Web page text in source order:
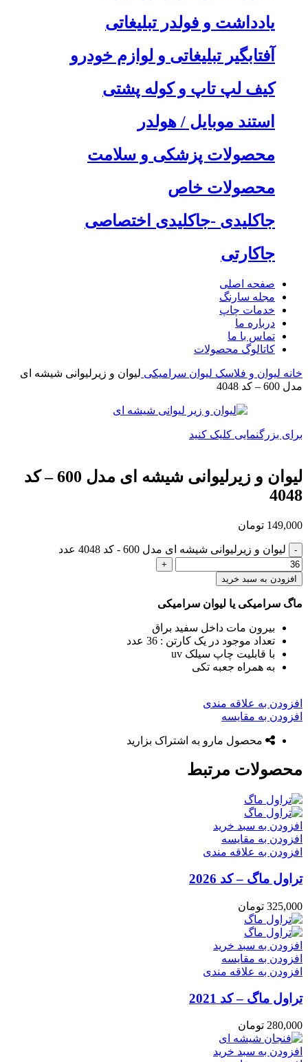
یادداشت و فولدر تبلیغاتی
آفتابگیر تبلیغاتی و لوازم خودرو
کیف لپ تاپ و کوله پشتی
استند موبایل / هولدر
محصولات پزشکی و سلامت
محصولات خاص
جاکلیدی -جاکلیدی اختصاصی
جاکارتی
صفحه اصلی
مجله سارنگ
خدمات چاپ
درباره ما
تماس با ما
کاتالوگ محصولات
خانه لیوان و فلاسک لیوان سرامیکی لیوان و زیرلیوانی شیشه ای
مدل 600 – کد 4048
برای بزرگنمایی کلیک کنید
لیوان و زیرلیوانی شیشه ای مدل 600 – کد
4048
149,000 تومان
لیوان و زیرلیوانی شیشه ای مدل 600 - کد 4048 عدد
افزودن به سبد خرید
ماگ سرامیکی یا لیوان سرامیکی
بیرون مات داخل سفید براق
تعداد موجود در یک کارتن : 36 عدد
با قابلیت چاپ سیلک uv
به همراه جعبه تکی
افزودن به علاقه مندی
افزودن به مقایسه
محصول مارو به اشتراک بزارید
محصولات مرتبط
افزودن به سبد خرید
افزودن به مقایسه
افزودن به علاقه مندی
تراول ماگ – کد 2026
325,000 تومان
افزودن به سبد خرید
افزودن به مقایسه
افزودن به علاقه مندی
تراول ماگ – کد 2021
280,000 تومان
افزودن به سبد خرید